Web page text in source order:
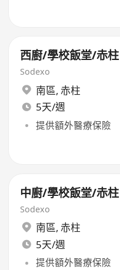
西廚/學校飯堂/赤柱
Sodexo
南區, 赤柱
5天/週
提供額外醫療保險
中廚/學校飯堂/赤柱
Sodexo
南區, 赤柱
5天/週
提供額外醫療保險